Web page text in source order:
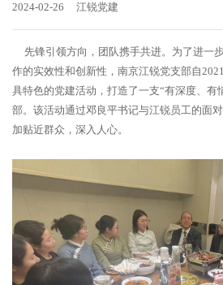
2024-02-26 江锐党建
先锋引领方向，团队携手共进。为了进一
作的实效性和创新性，南京江锐党支部自
具特色的党建活动，打造了一支“有深度、有
部。该活动通过邓良平书记与江锐员工的面
加贴近群众，深入人心。